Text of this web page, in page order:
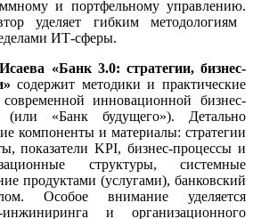
и портфельному управлению.
уделяет гибким методологиям
ИТ-сферы.
«Банк 3.0: стратегии, бизнес-
содержит методики и практические
инновационной бизнес-
«Банк будущего»). Детально
компоненты и материалы: стратегии
показатели KPI, бизнес-процессы и
структуры, системные
продуктами (услугами), банковский
Особое внимание уделяется
инжиниринга и организационного